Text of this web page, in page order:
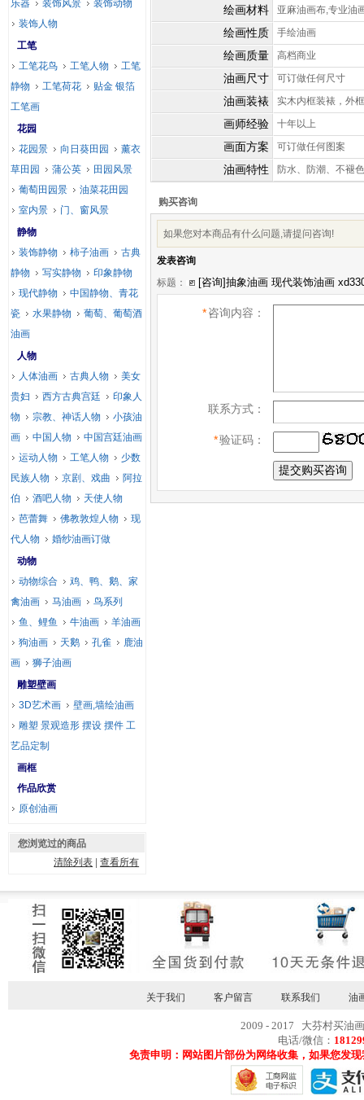
绘画材料 亚麻油画布,专业油
绘画性质 手绘油画
绘画质量 高档商业
油画尺寸 可订做任何尺寸
油画装裱 实木内框装裱，外
画师经验 十年以上
画面方案 可订做任何图案
油画特性 防水、防潮、不褪色
购买咨询
如果您对本商品有什么问题,请提问咨询!
发表咨询
标题：
*咨询内容：
联系方式：
*验证码：
乐器 装饰风景
装饰动物
装饰人物
工笔
工笔花鸟
工笔人物
工笔
静物
工笔荷花
贴金 银箔
工笔画
花园
花园景
向日葵田园
薰衣
草田园
蒲公英
田园风景
葡萄田园景
油菜花田园
室内景
门、窗风景
静物
装饰静物
柿子油画
古典
静物
写实静物
印象静物
现代静物
中国静物、青花
瓷
水果静物
葡萄、葡萄酒
油画
人物
人体油画
古典人物
美女
贵妇
西方古典宫廷
印象人
物
宗教、神话人物
小孩油
画
中国人物
中国宫廷油画
运动人物
工笔人物
少数
民族人物
京剧、戏曲
阿拉
伯
酒吧人物
天使人物
芭蕾舞
佛教敦煌人物
现
代人物
婚纱油画订做
动物
动物综合
鸡、鸭、鹅、家
禽油画
马油画
鸟系列
鱼、鲤鱼
牛油画
羊油画
狗油画
天鹅 孔雀
鹿油
画
狮子油画
雕塑壁画
3D艺术画
壁画,墙绘油画
雕塑 景观造形 摆设 摆件 工
艺品定制
画框
作品欣赏
原创油画
您浏览过的商品
清除列表 |查看所有
关于我们 客户留言 联系我们 油
2009 - 2017 大芬村买油
电话/微信：
免责申明：网站图片部份为网络收集，如果您发